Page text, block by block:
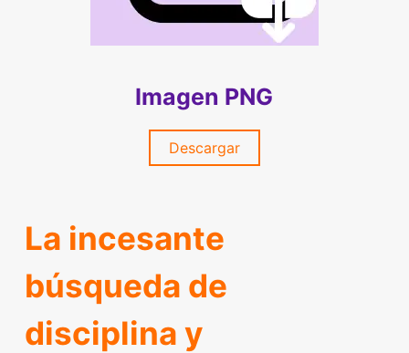
Imagen PNG
Descargar
La incesante
búsqueda de
disciplina y